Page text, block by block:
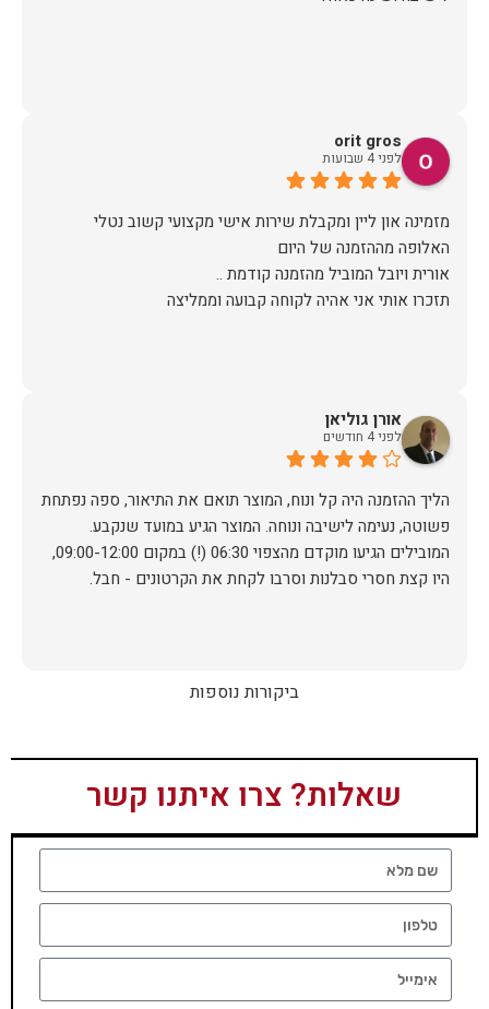
orit gros
לפני 4 שבועות
מזמינה און ליין ומקבלת שירות אישי מקצועי קשוב נטלי
תזכרו אותי אני אהיה לקוחה קבועה וממליצה
אורן גוליאן
לפני 4 חודשים
הליך ההזמנה היה קל ונוח, המוצר תואם את התיאור, ספה נפתחת
פשוטה, נעימה לישיבה ונוחה. המוצר הגיע במועד שנקבע.
המובילים הגיעו מוקדם מהצפוי 06:30 (!) במקום 09:00-12:00,
היו קצת חסרי סבלנות וסרבו לקחת את הקרטונים - חבל.
ביקורות נוספות
שאלות? צרו איתנו קשר